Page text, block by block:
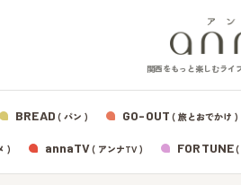
関西をもっと楽しむライ
BREAD ( パン ) GO-OUT ( 旅とおでかけ )
) annaTV( アンナTV ) FORTUNE(